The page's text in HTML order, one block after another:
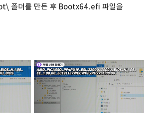
폴더를 만든 후 Bootx64.efi 파일을